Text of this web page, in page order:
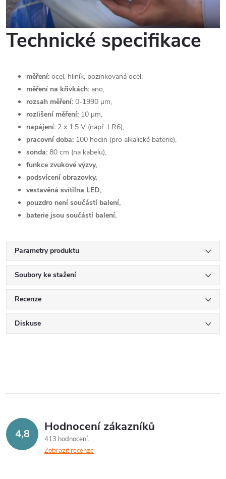
Technické specifikace
měření: ocel, hliník, pozinkovaná ocel,
měření na křivkách: ano,
rozsah měření: 0-1990 µm,
rozlišení měření: 10 µm,
napájení: 2 x 1,5 V (např. LR6),
pracovní doba: 100 hodin (pro alkalické baterie),
sonda: 80 cm (na kabelu),
funkce zvukové výzvy,
podsvícení obrazovky,
vestavěná svítilna LED,
pouzdro není součástí balení,
baterie jsou součástí balení.
Parametry produktu
Soubory ke stažení
Recenze
Diskuse
4,8 Hodnocení zákazníků
413 hodnocení
Zobrazit recenze